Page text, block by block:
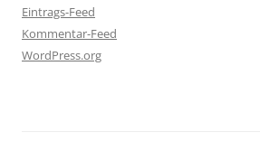
Eintrags-Feed
Kommentar-Feed
WordPress.org